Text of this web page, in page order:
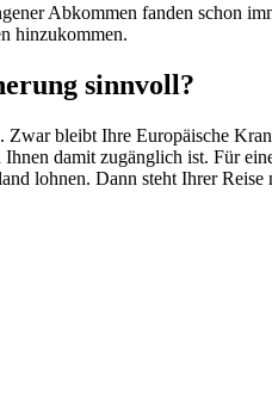
Abkommen fanden schon
hinzukommen.
sinnvoll?
Zwar bleibt Ihre Europäische
damit zugänglich ist. Für
lohnen. Dann steht Ihrer